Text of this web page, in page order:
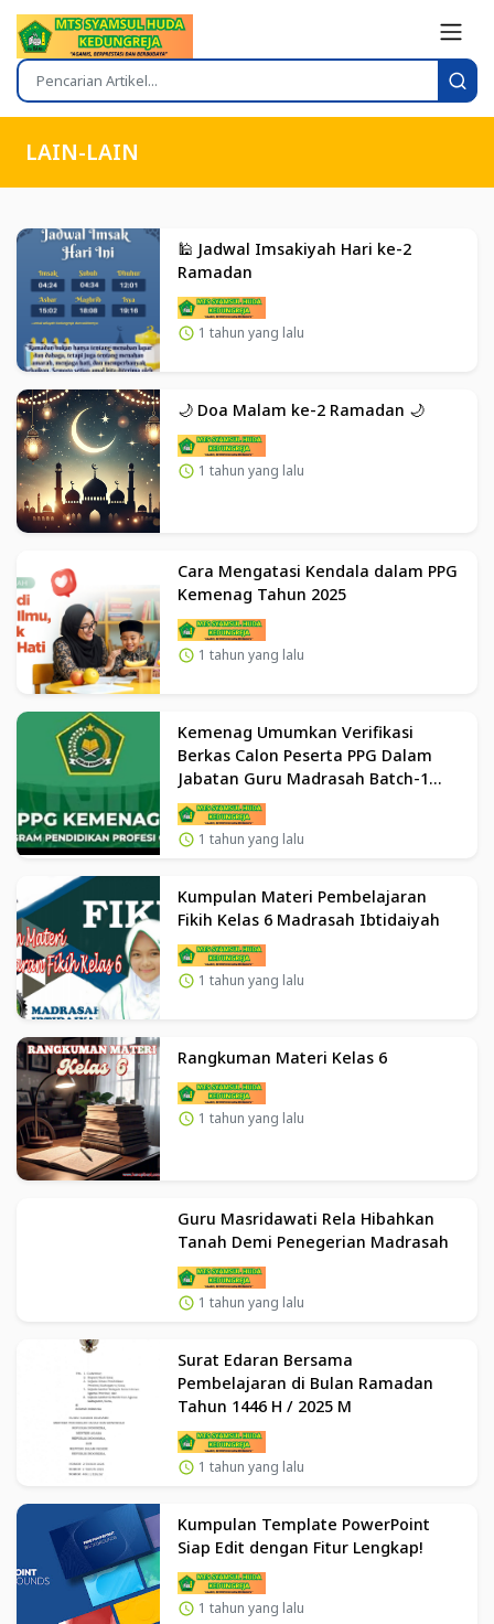
LAIN-LAIN
🕌 Jadwal Imsakiyah Hari ke-2
Ramadan
1 tahun yang lalu
🌙 Doa Malam ke-2 Ramadan 🌙
1 tahun yang lalu
Cara Mengatasi Kendala dalam PPG
Kemenag Tahun 2025
1 tahun yang lalu
Kemenag Umumkan Verifikasi
Berkas Calon Peserta PPG Dalam
Jabatan Guru Madrasah Batch-1
Tahun 2025
1 tahun yang lalu
Kumpulan Materi Pembelajaran
Fikih Kelas 6 Madrasah Ibtidaiyah
1 tahun yang lalu
Rangkuman Materi Kelas 6
1 tahun yang lalu
Guru Masridawati Rela Hibahkan
Tanah Demi Penegerian Madrasah
1 tahun yang lalu
Surat Edaran Bersama
Pembelajaran di Bulan Ramadan
Tahun 1446 H / 2025 M
1 tahun yang lalu
Kumpulan Template PowerPoint
Siap Edit dengan Fitur Lengkap!
1 tahun yang lalu